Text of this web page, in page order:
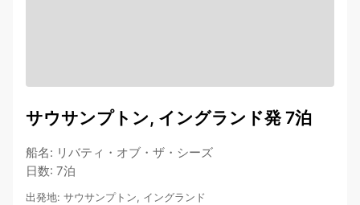
サウサンプトン, イングランド発 7泊
船名: リバティ・オブ・ザ・シーズ
日数: 7泊
出発地: サウサンプトン, イングランド